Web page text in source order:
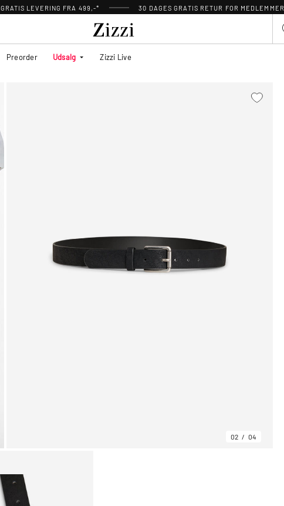
GRATIS LEVERING FRA 499,-* 30 DAGES GRATIS RETUR FOR MEDLEMMER
Preorder Udsalg Zizzi Live
02 04